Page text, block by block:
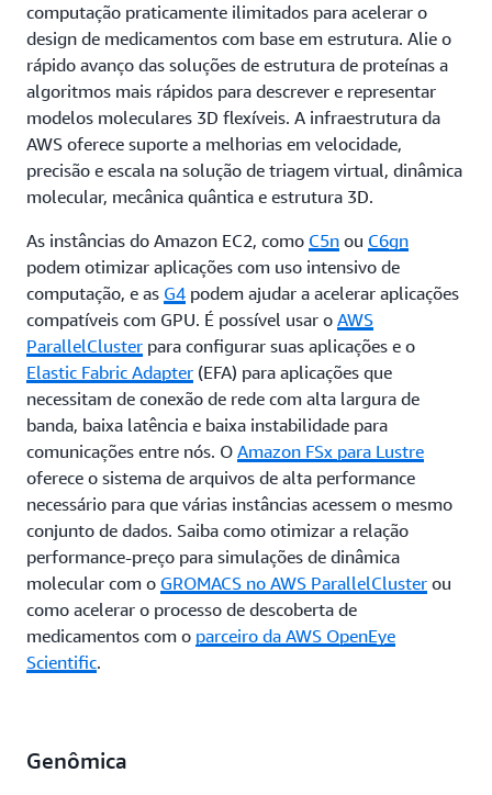
computação praticamente ilimitados para acelerar o
design de medicamentos com base em estrutura. Alie o
rápido avanço das soluções de estrutura de proteínas a
algoritmos mais rápidos para descrever e representar
modelos moleculares 3D flexíveis. A infraestrutura da
AWS oferece suporte a melhorias em velocidade,
precisão e escala na solução de triagem virtual, dinâmica
molecular, mecânica quântica e estrutura 3D.
As instâncias do Amazon EC2, como C5n ou C6gn
podem otimizar aplicações com uso intensivo de
computação, e as G4 podem ajudar a acelerar aplicações
compatíveis com GPU. É possível usar o AWS
ParallelCluster para configurar suas aplicações e o
Elastic Fabric Adapter (EFA) para aplicações que
necessitam de conexão de rede com alta largura de
banda, baixa latência e baixa instabilidade para
comunicações entre nós. O Amazon FSx para Lustre
oferece o sistema de arquivos de alta performance
necessário para que várias instâncias acessem o mesmo
conjunto de dados. Saiba como otimizar a relação
performance-preço para simulações de dinâmica
molecular com o GROMACS no AWS ParallelCluster ou
como acelerar o processo de descoberta de
medicamentos com o parceiro da AWS OpenEye
Scientific.
Genômica